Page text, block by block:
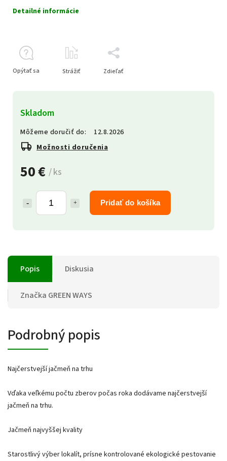
50 € / ks
Pridať do košíka
Skladom
Môžeme doručiť do:
12.8.2026
Možnosti doručenia
Detailné informácie
Opýtať sa Strážiť Zdieľať
Popis Diskusia
Značka GREEN WAYS
Podrobný popis
Najčerstvejší jačmeň na trhu
Vďaka veľkému počtu zberov počas roka dodávame najčerstvejší
jačmeň na trhu.
Jačmeň najvyššej kvality
Starostlivý výber lokalít, prísne kontrolované ekologické pestovanie